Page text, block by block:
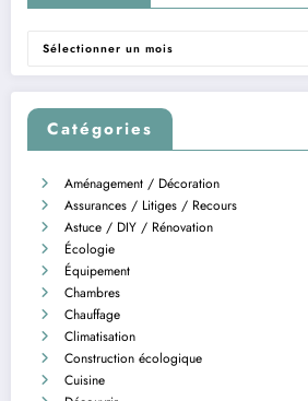
Archives
Catégories
Aménagement / Décoration
Assurances / Litiges / Recours
Astuce / DIY / Rénovation
Écologie
Équipement
Chambres
Chauffage
Climatisation
Construction écologique
Cuisine